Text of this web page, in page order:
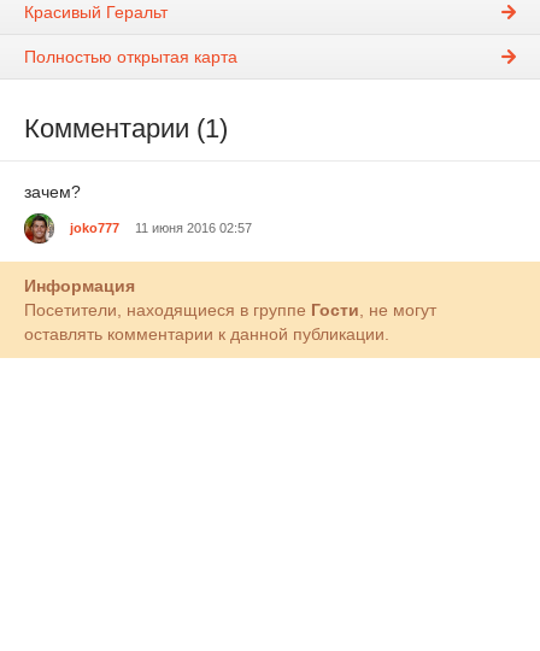
Красивый Геральт
Полностью открытая карта
Комментарии (1)
зачем?
joko777 11 июня 2016 02:57
Информация
Посетители, находящиеся в группе Гости , не могут
оставлять комментарии к данной публикации.